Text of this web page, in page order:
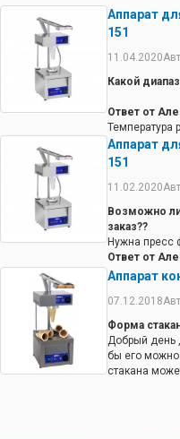
Ответ от
КИЙТЕХНО
есть чертеж
которого
который
примерно 300
Аппарат
151
11.04.2020
Какой
Ответ от
Температура
Аппарат
151
11.02.2020
Возможно
заказ??
Нужна пресс
Ответ от
Пресс форма
Аппарат
07.12.2018
Форма
Добрый день
бы его можно
стакана